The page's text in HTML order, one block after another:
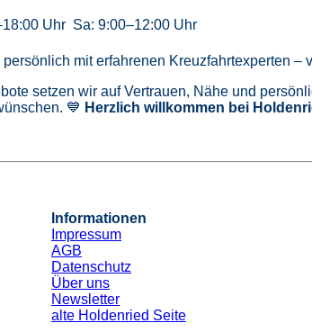
Uhr Sa: 9:00–12:00 Uhr
mit erfahrenen Kreuzfahrtexperten –
setzen wir auf Vertrauen, Nähe und
💙 Herzlich willkommen bei
Informationen
Impressum
AGB
Datenschutz
Über uns
Newsletter
alte Holdenried Seite